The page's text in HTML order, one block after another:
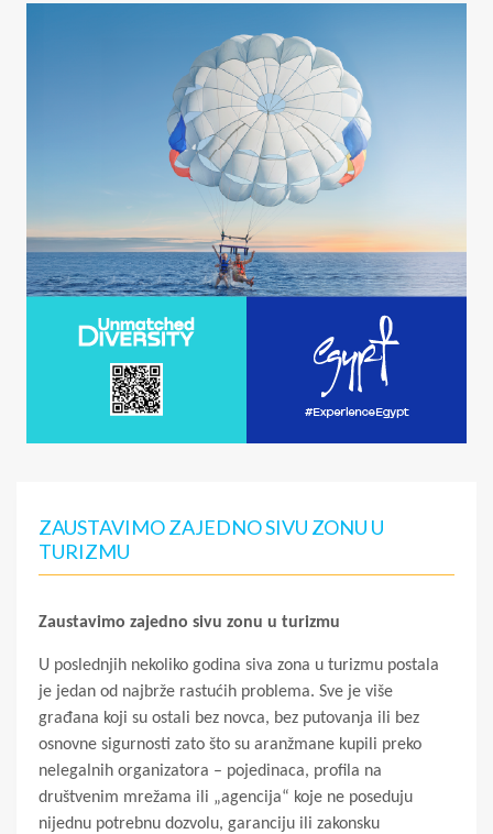
ZAUSTAVIMO ZAJEDNO SIVU ZONU U
TURIZMU
Zaustavimo zajedno sivu zonu u turizmu
U poslednjih nekoliko godina siva zona u turizmu postala
je jedan od najbrže rastućih problema. Sve je više
građana koji su ostali bez novca, bez putovanja ili bez
osnovne sigurnosti zato što su aranžmane kupili preko
nelegalnih organizatora – pojedinaca, profila na
društvenim mrežama ili „agencija“ koje ne poseduju
nijednu potrebnu dozvolu, garanciju ili zakonsku